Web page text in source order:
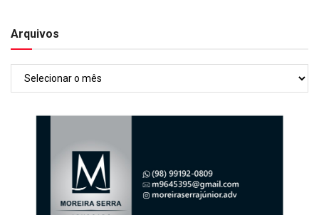
Arquivos
Arquivos